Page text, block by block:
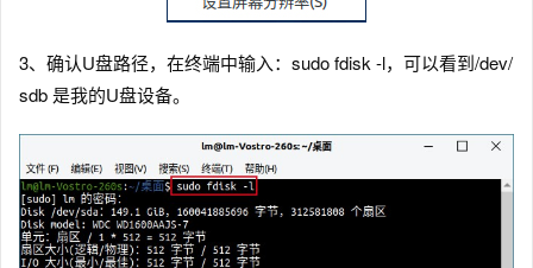
3、确认U盘路径，在终端中输入：sudo fdisk -l，可以看到/dev/
sdb 是我的U盘设备。